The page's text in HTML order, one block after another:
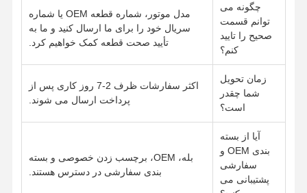
چگونه می
توانم قسمت
صحیح را تایید
کنم؟
مدل موتور، شماره قطعه OEM یا شماره
سریال خود را برای ما ارسال کنید و ما به
تأیید صحت قطعه کمک خواهیم کرد.
زمان تحویل
شما چقدر
است؟
اکثر سفارشات ظرف 2-7 روز کاری پس از
پرداخت ارسال می شوند.
آیا از بسته
بندی OEM و
سفارشی
پشتیبانی می
بله، OEM، برچسب زدن خصوصی و بسته
بندی سفارشی در دسترس هستند.